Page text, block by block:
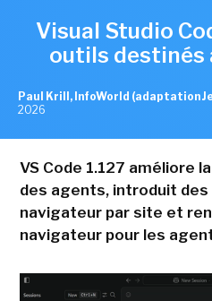
Visual Studio
outils destinés
Paul Krill, InfoWorld (adaptation
2026
VS Code 1.127 améliore
des agents, introduit
navigateur par site et
navigateur pour les